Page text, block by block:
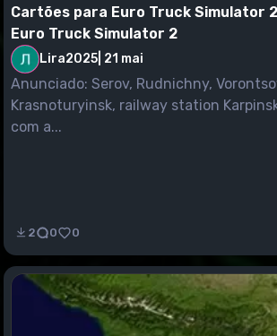
Cartões para Euro Truck Simulator 2
Euro Truck Simulator 2
Lira2025 21 mai
Anunciado: Serov, Rudnichny,
Krasnoturyinsk, railway station
com a...
2 0 0